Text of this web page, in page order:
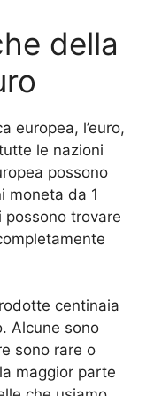
della
europea, l’euro,
le nazioni
possono
moneta da 1
possono trovare
centinaia
Alcune sono
sono rare o
maggior parte